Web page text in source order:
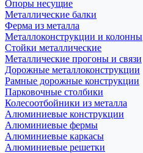
Опоры несущие
Металлические балки
Ферма из металла
Металлоконструкции и колонны
Стойки металлические
Металлические прогоны и связи
Дорожные металлоконструкции
Рамные дорожные конструкции
Парковочные столбики
Колесоотбойники из металла
Алюминиевые конструкции
Алюминиевые фермы
Алюминиевые каркасы
Алюминиевые решетки